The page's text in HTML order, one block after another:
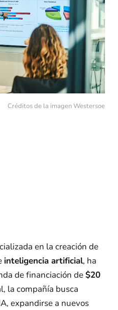
Créditos de la imagen Westersoe
en la creación de
inteligencia artificial, ha
de financiación de$20
la compañía busca
expandirse a nuevos